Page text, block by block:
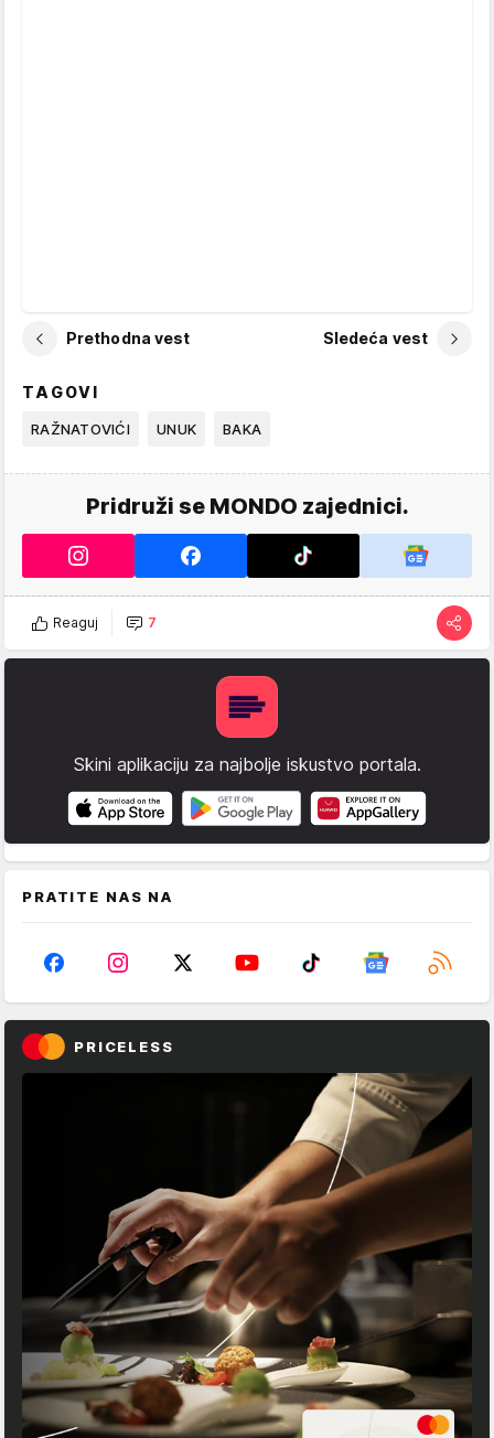
Prethodna vest Sledeća vest
TAGOVI
RAŽNATOVIĆI UNUK BAKA
Pridruži se MONDO zajednici.
Reaguj 7
Skini aplikaciju za najbolje iskustvo portala.
PRATITE NAS NA
PRICELESS